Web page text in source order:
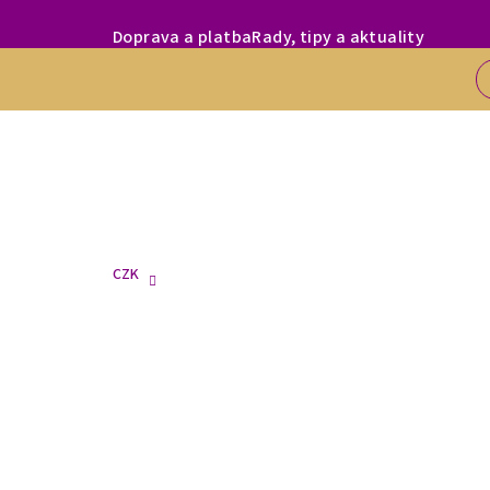
MILÍ
Doprava a platbaRady, tipy a aktuality
CZK